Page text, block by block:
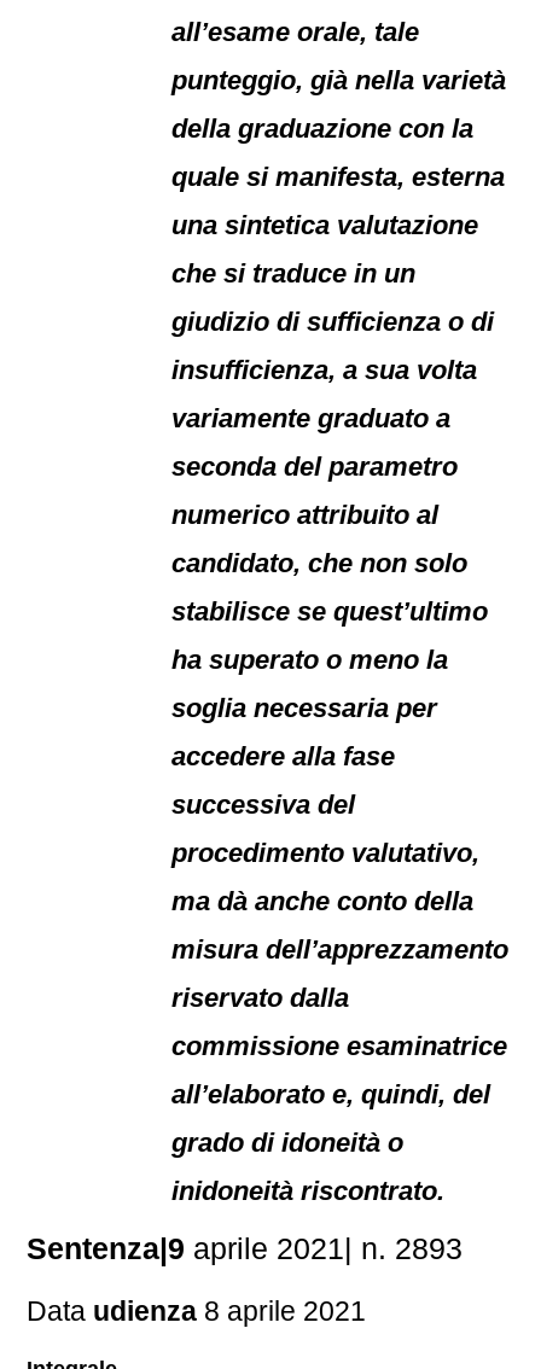
all’esame orale, tale
punteggio, già nella varietà
della graduazione con la
quale si manifesta, esterna
una sintetica valutazione
che si traduce in un
giudizio di sufficienza o di
insufficienza, a sua volta
variamente graduato a
seconda del parametro
numerico attribuito al
candidato, che non solo
stabilisce se quest’ultimo
ha superato o meno la
soglia necessaria per
accedere alla fase
successiva del
procedimento valutativo,
ma dà anche conto della
misura dell’apprezzamento
riservato dalla
commissione esaminatrice
all’elaborato e, quindi, del
grado di idoneità o
inidoneità riscontrato.
Sentenza|9 aprile 2021| n. 2893
Data udienza 8 aprile 2021